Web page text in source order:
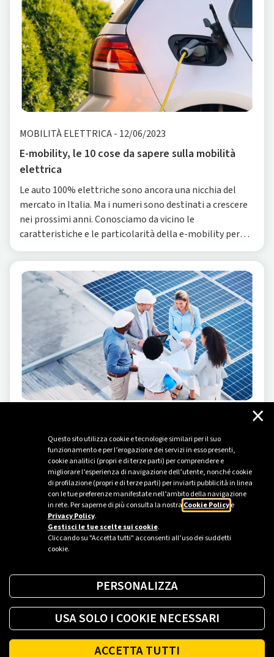
Questo sito utilizza cookie e tecnologie similari per il suo
funzionamento e per l’erogazione dei servizi in esso presenti,
cookie analitici (propri e di terze parti) per comprendere e
migliorare l’esperienza di navigazione dell’utente, nonché cookie
di profilazione (propri e di terze parti) per inviarti pubblicità in linea
con le tue preferenze manifestate nell’ambito della navigazione
in rete. Per saperne di più consulta la nostra Cookie Policye
Privacy Policy.
Gestisci le tue scelte sui cookie.
Cliccando su "Accetta tutti" acconsenti all’uso dei suddetti
cookie.
×
PERSONALIZZA
USA SOLO I COOKIE NECESSARI
ACCETTA TUTTI
MOBILITÀ ELETTRICA- 12/06/2023
E-mobility, le 10 cose da sapere sulla mobilità
elettrica
Le auto 100% elettriche sono ancora una nicchia del
mercato in Italia. Ma i numeri sono destinati a crescere
nei prossimi anni. Conosciamo da vicino le
caratteristiche e le particolarità della e-mobility per
capire come si debba cambiare l’approccio alla
Il valore di una filiera sostenibile
Plenitude lancia i Supplier Day per stimolare
collaborazione e innovazione con la propria supply